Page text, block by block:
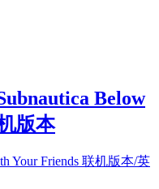
Below
版本